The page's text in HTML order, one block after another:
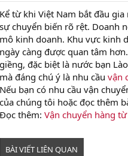
Kể từ khi Việt Nam bắt đầu
sự chuyển biến rõ rệt. Doanh
mô kinh doanh. Khu vực kinh
ngày càng được quan tâm
giềng, đặc biệt là nước bạn
mà đáng chú ý là nhu cầu vận
Nếu bạn có nhu cầu vận
của chúng tôi hoặc đọc thêm
Đọc thêm: Vận chuyển hàng
BÀI VIẾT LIÊN QUAN